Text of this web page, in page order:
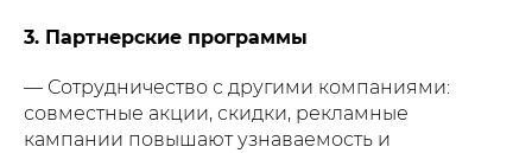
3. Партнерские программы
— Сотрудничество с другими компаниями:
совместные акции, скидки, рекламные
кампании повышают узнаваемость и